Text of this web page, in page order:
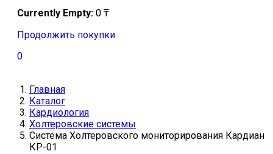
Currently Empty: 0 ₸
Продолжить покупки
0
Главная
Каталог
Кардиология
Холтеровские системы
Система Холтеровского мониторирования Кардиан
КР-01